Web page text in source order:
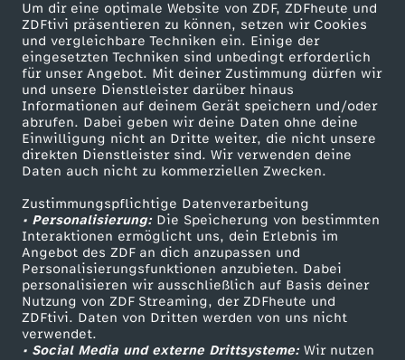
Um dir eine optimale Website von ZDF, ZDFheute und
ZDFtivi präsentieren zu können, setzen wir Cookies
und vergleichbare Techniken ein. Einige der
eingesetzten Techniken sind unbedingt erforderlich
für unser Angebot. Mit deiner Zustimmung dürfen wir
und unsere Dienstleister darüber hinaus
Informationen auf deinem Gerät speichern und/oder
abrufen. Dabei geben wir deine Daten ohne deine
Einwilligung nicht an Dritte weiter, die nicht unsere
direkten Dienstleister sind. Wir verwenden deine
Daten auch nicht zu kommerziellen Zwecken.
Zustimmungspflichtige Datenverarbeitung
• Personalisierung:Die Speicherung von bestimmten
Interaktionen ermöglicht uns, dein Erlebnis im
Angebot des ZDF an dich anzupassen und
Personalisierungsfunktionen anzubieten. Dabei
personalisieren wir ausschließlich auf Basis deiner
Nutzung von ZDF Streaming, der ZDFheute und
ZDFtivi. Daten von Dritten werden von uns nicht
verwendet.
• Social Media und externe Drittsysteme:Wir nutzen
-
F
a
k
t
e
n
I
Mehr ZDF
ZDF-Apps
Smart TV
ZDFtext
Livestreams
Sendungen A-Z
TV-Programm
Service
ZDFmitreden
Kontakt zum ZDF
Tickets
Zuschauerservice
Hilfe
ZDF Unternehmen